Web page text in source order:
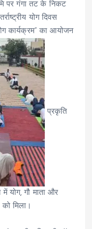
पर गंगा तट के निकट
योग दिवस
कार्यक्रम” का आयोजन
प्रकृति
योग, गौ माता और
मिला।